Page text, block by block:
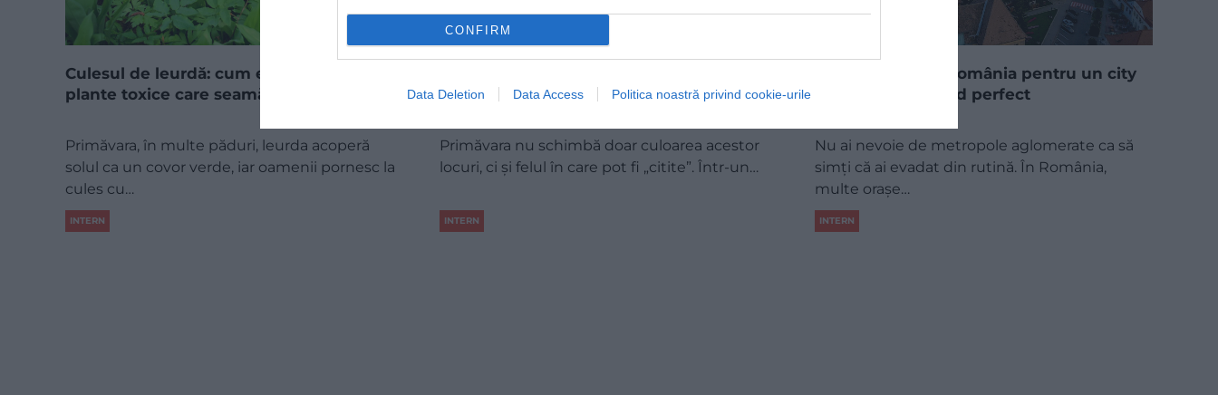
CONFIRM
Data Deletion Data Access Politica noastră privind cookie-urile
Culesul de leurdă: cum eviți cele trei
plante toxice care seamănă cu ea
Primăvara, în multe păduri, leurda acoperă
solul ca un covor verde, iar oamenii pornesc la
cules cu…
INTERN
unde primăvara își arată cel mai frumos
Primăvara nu schimbă doar culoarea acestor
locuri, ci și felul în care pot fi „citite”. Într-un…
INTERN
5 orașe mici din România pentru un city
break de weekend perfect
Nu ai nevoie de metropole aglomerate ca să
simți că ai evadat din rutină. În România,
multe orașe…
INTERN